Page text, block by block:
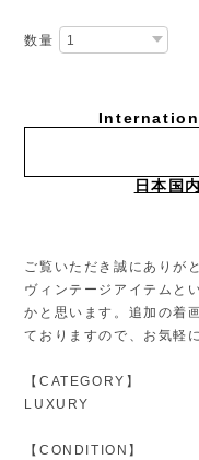
数量
日本国
ご覧いただき誠にありが
ヴィンテージアイテムと
かと思います。追加の着
ておりますので、お気軽
【CATEGORY】
LUXURY
【CONDITION】